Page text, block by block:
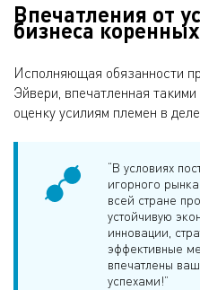
Впечатления от
бизнеса
Исполняющая обязанности
Эйвери, впечатленная
оценку усилиям племен в деле
“В условиях
игорного
всей стране
устойчивую
инновации,
эффективные
впечатлены
успехами!”